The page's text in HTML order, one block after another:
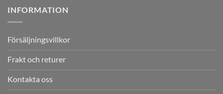
INFORMATION
Försäljningsvillkor
Frakt och returer
Kontakta oss